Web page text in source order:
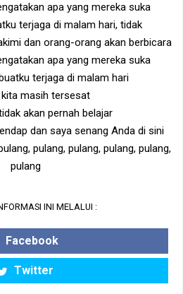
apa yang mereka suka
terjaga di malam hari, tidak
dan orang-orang akan berbicara
apa yang mereka suka
terjaga di malam hari
kita masih tersesat
akan pernah belajar
dan saya senang Anda di sini
pulang, pulang, pulang, pulang,
pulang
INI MELALUI :
Facebook
Twitter